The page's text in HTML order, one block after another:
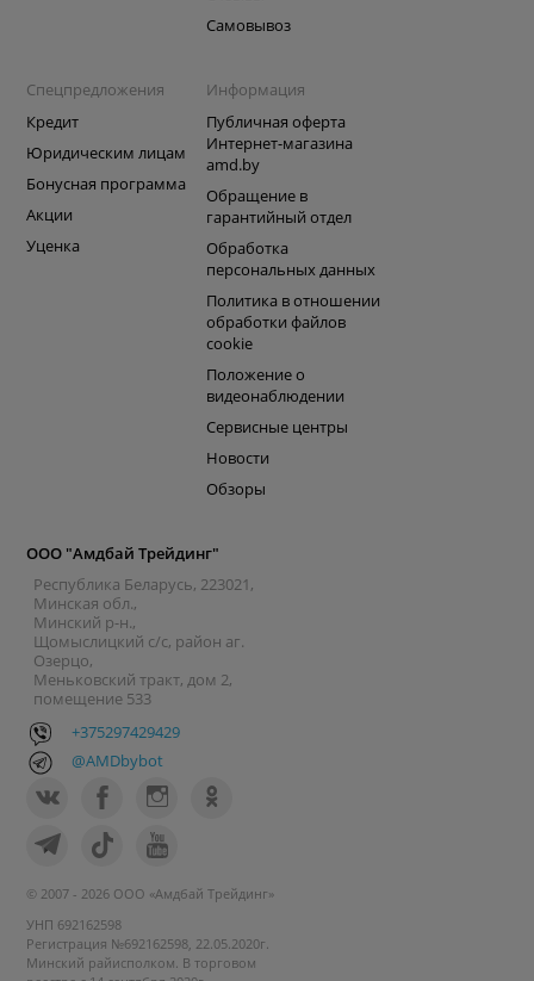
Самовывоз
Спецпредложения
Кредит
Юридическим лицам
Бонусная программа
Акции
Уценка
Информация
Публичная оферта
Интернет-магазина
amd.by
Обращение в
гарантийный отдел
Обработка
персональных данных
Политика в отношении
обработки файлов
cookie
Положение о
видеонаблюдении
Сервисные центры
Новости
Обзоры
ООО "Амдбай Трейдинг"
Республика Беларусь, 223021,
Минская обл.,
Минский р-н.,
Щомыслицкий с/с, район аг.
Озерцо,
Меньковский тракт, дом 2,
помещение 533
+375297429429
@AMDbybot
© 2007 - 2026 ООО «Амдбай Трейдинг»
УНП 692162598
Регистрация №692162598, 22.05.2020г.
Минский райисполком. В торговом